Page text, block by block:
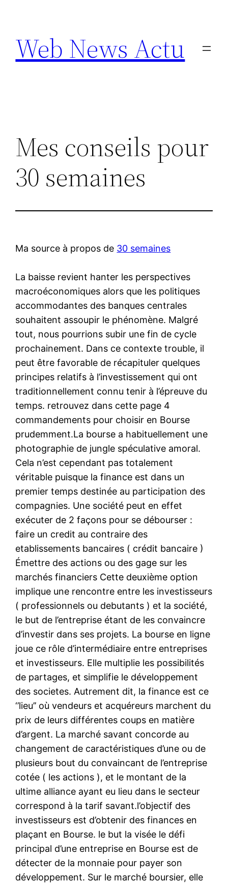
contenu
Web News Actu
Mes conseils pour
30 semaines
Ma source à propos de 30 semaines
La baisse revient hanter les perspectives
macroéconomiques alors que les politiques
accommodantes des banques centrales
souhaitent assoupir le phénomène. Malgré
tout, nous pourrions subir une fin de cycle
prochainement. Dans ce contexte trouble, il
peut être favorable de récapituler quelques
principes relatifs à l’investissement qui ont
traditionnellement connu tenir à l’épreuve du
temps. retrouvez dans cette page 4
commandements pour choisir en Bourse
prudemment.La bourse a habituellement une
photographie de jungle spéculative amoral.
Cela n’est cependant pas totalement
véritable puisque la finance est dans un
premier temps destinée au participation des
compagnies. Une société peut en effet
exécuter de 2 façons pour se débourser :
faire un credit au contraire des
etablissements bancaires ( crédit bancaire )
Émettre des actions ou des gage sur les
marchés financiers Cette deuxième option
implique une rencontre entre les investisseurs
( professionnels ou debutants ) et la société,
le but de l’entreprise étant de les convaincre
d’investir dans ses projets. La bourse en ligne
joue ce rôle d’intermédiaire entre entreprises
et investisseurs. Elle multiplie les possibilités
de partages, et simplifie le développement
des societes. Autrement dit, la finance est ce
‘’lieu’’ où vendeurs et acquéreurs marchent du
prix de leurs différentes coups en matière
d’argent. La marché savant concorde au
changement de caractéristiques d’une ou de
plusieurs bout du convaincant de l’entreprise
cotée ( les actions ), et le montant de la
ultime alliance ayant eu lieu dans le secteur
correspond à la tarif savant.l’objectif des
investisseurs est d’obtenir des finances en
plaçant en Bourse. le but la visée le défi
principal d’une entreprise en Bourse est de
détecter de la monnaie pour payer son
développement. Sur le marché boursier, elle